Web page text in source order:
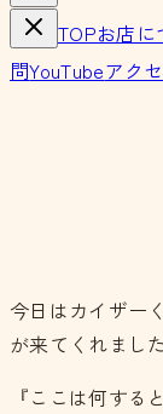
TOPお店に
問YouTubeアク
今日はカイザー
が来てくれまし
『ここは何する